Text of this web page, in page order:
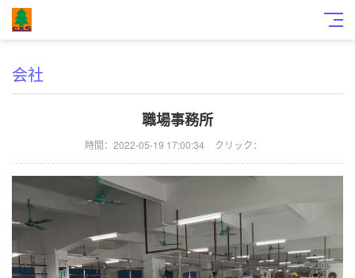
会社
職場事務所
時間：2022-05-19 17:00:34 クリック：